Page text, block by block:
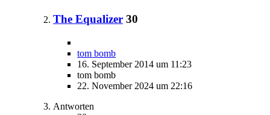
The Equalizer 30
tom bomb
16. September 2014 um 11:23
tom bomb
22. November 2024 um 22:16
Antworten